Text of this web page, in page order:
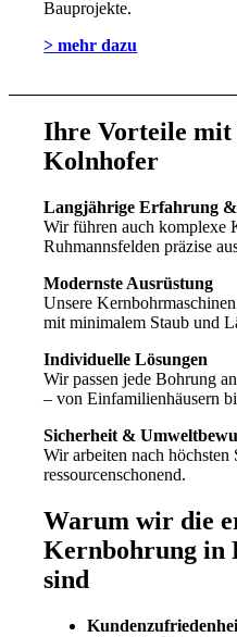
Bauprojekte.
> mehr dazu
Ihre Vorteile
Kolnhofer
Langjährige Erfahrung &
Wir führen auch komplexe
Ruhmannsfelden präzise
Modernste Ausrüstung
Unsere
mit minimalem Staub und
Individuelle Lösungen
Wir passen jede Bohrung
– von Einfamilienhäusern
Sicherheit &
Wir arbeiten nach höchsten
ressourcenschonend.
Warum wir die
Kernbohrung in
sind